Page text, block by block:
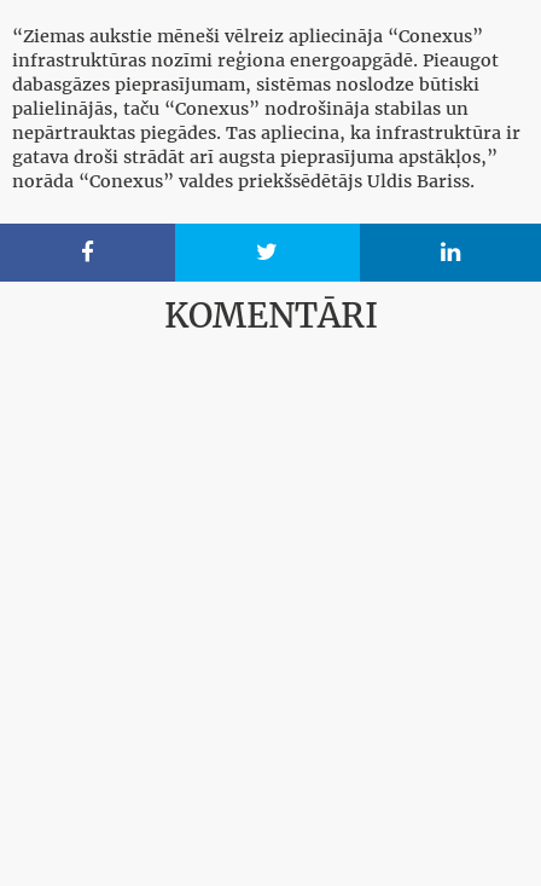
“Ziemas aukstie mēneši vēlreiz apliecināja “Conexus”
infrastruktūras nozīmi reģiona energoapgādē. Pieaugot
dabasgāzes pieprasījumam, sistēmas noslodze būtiski
palielinājās, taču “Conexus” nodrošināja stabilas un
nepārtrauktas piegādes. Tas apliecina, ka infrastruktūra ir
gatava droši strādāt arī augsta pieprasījuma apstākļos,”
norāda “Conexus” valdes priekšsēdētājs Uldis Bariss.
  
KOMENTĀRI